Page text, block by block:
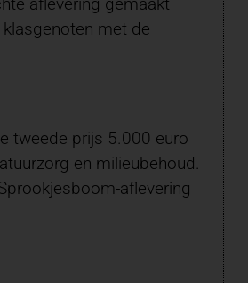
aflevering gemaakt
met de
tweede prijs 5.000 euro
en milieubehoud.
aflevering